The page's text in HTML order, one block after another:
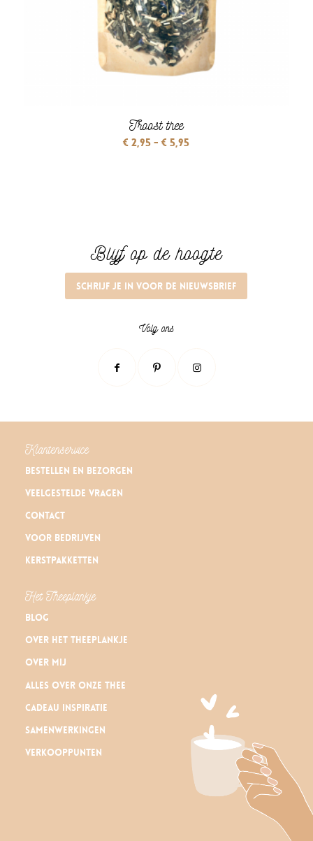
Troost thee
€ 2,95 - € 5,95Prijsklasse:
Blijf op de hoogte
Schrijf je in voor de nieuwsbrief
Volg ons
Klantenservice
Bestellen en bezorgen
Veelgestelde vragen
Contact
Voor bedrijven
Kerstpakketten
Het Theeplankje
Blog
Over Het Theeplankje
Over mij
Alles over onze thee
Cadeau inspiratie
Samenwerkingen
Verkooppunten